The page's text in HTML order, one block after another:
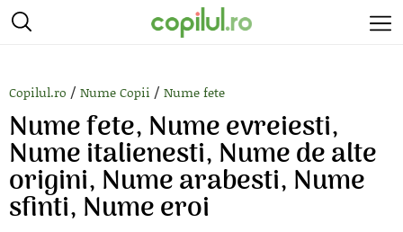
Copilul.ro / Nume Copii / Nume fete
Nume fete, Nume evreiesti,
Nume italienesti, Nume de alte
origini, Nume arabesti, Nume
sfinti, Nume eroi